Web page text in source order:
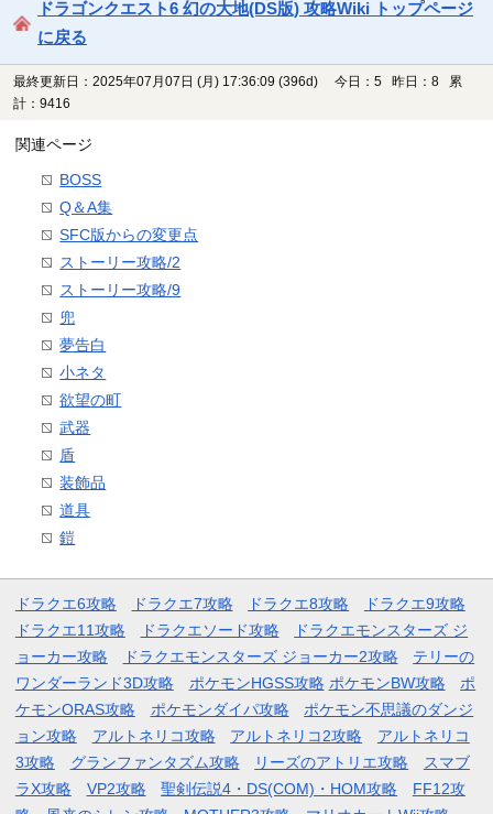
ドラゴンクエスト6 幻の大地(DS版) 攻略Wiki トップページ
に戻る
最終更新日：2025年07月07日 (月) 17:36:09 (396d)
今日：5 昨日：8 累
計：9416
関連ページ
BOSS
Q＆A集
SFC版からの変更点
ストーリー攻略/2
ストーリー攻略/9
兜
夢告白
小ネタ
欲望の町
武器
盾
装飾品
道具
鎧
ドラクエ6攻略 ドラクエ7攻略 ドラクエ8攻略
ドラクエ9攻略
ドラクエ11攻略
ドラクエソード攻略
ドラクエモンスターズ ジ
ョーカー攻略
ドラクエモンスターズ ジョーカー2攻略
テリーの
ワンダーランド3D攻略
ポケモンHGSS攻略 ポケモンBW攻略
ポ
ケモンORAS攻略
ポケモンダイパ攻略
ポケモン不思議のダンジ
ョン攻略
アルトネリコ攻略 アルトネリコ2攻略
アルトネリコ
3攻略
グランファンタズム攻略 リーズのアトリエ攻略
スマブ
ラX攻略
VP2攻略 聖剣伝説4・DS(COM)・HOM攻略
FF12攻